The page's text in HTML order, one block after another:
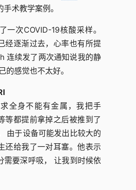
术教学案例。
一次COVID-19核酸采样。
经逐渐过去，心率也有所提
连续发了两次通知说我的静
的感觉也不太好。
全身不能有金属，我把手
等都提前拿掉之后被推到了
由于设备可能发出比较大的
还给我了一对耳塞。他表示
需要深呼吸， 让我到时候依